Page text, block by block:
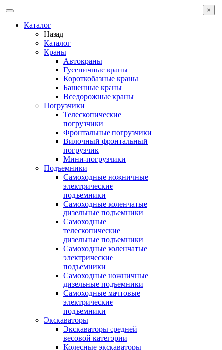
Каталог
Назад
Каталог
Краны
Автокраны
Гусеничные краны
Короткобазные краны
Башенные краны
Вcедорожные краны
Погрузчики
Телескопические
погрузчики
Фронтальные погрузчики
Вилочный фронтальный
погрузчик
Мини-погрузчики
Подъемники
Самоходные ножничные
электрические
подъемники
Самоходные коленчатые
дизельные подъемники
Самоходные
телескопические
дизельные подъемники
Самоходные коленчатые
электрические
подъемники
Самоходные ножничные
дизельные подъемники
Самоходные мачтовые
электрические
подъемники
Экскаваторы
Экскаваторы средней
весовой категории
Колесные экскаваторы
×